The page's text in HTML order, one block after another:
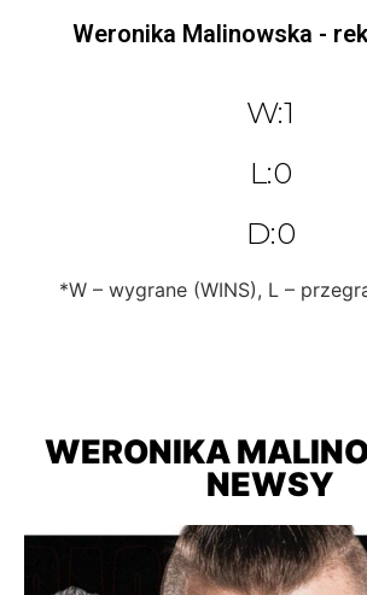
Weronika Malinowska -
W:1
L:0
D:0
*W – wygrane (WINS), L –
WERONIKA
NEWSY